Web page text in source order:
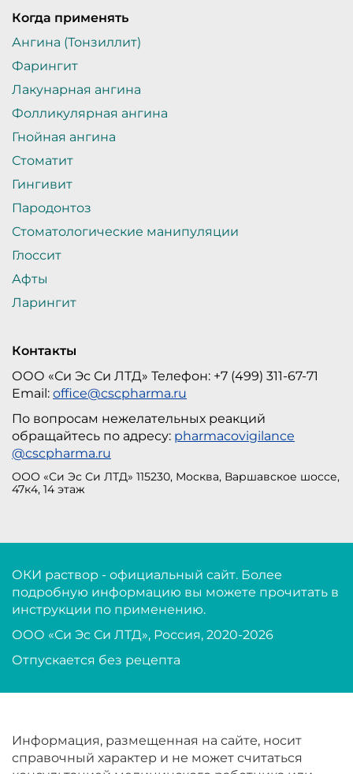
Когда применять
Ангина (Тонзиллит)
Фарингит
Лакунарная ангина
Фолликулярная ангина
Гнойная ангина
Стоматит
Гингивит
Пародонтоз
Стоматологические манипуляции
Глоссит
Афты
Ларингит
Контакты
ООО «Си Эс Си ЛТД» Телефон: +7 (499) 311-67-71
Email: office@cscpharma.ru
По вопросам нежелательных реакций
обращайтесь по адресу: pharmacovigilance
@cscpharma.ru
ООО «Си Эс Си ЛТД» 115230, Москва, Варшавское шоссе,
47к4, 14 этаж
ОКИ раствор - официальный сайт. Более
подробную информацию вы можете прочитать в
инструкции по применению.
ООО «Си Эс Си ЛТД», Россия, 2020-2026
Отпускается без рецепта
Информация, размещенная на сайте, носит
справочный характер и не может считаться